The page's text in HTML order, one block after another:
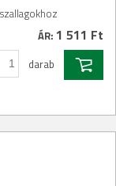
ÁR: 1 511 Ft
darab